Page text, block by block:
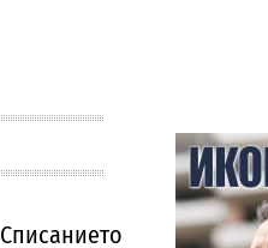
Списанието